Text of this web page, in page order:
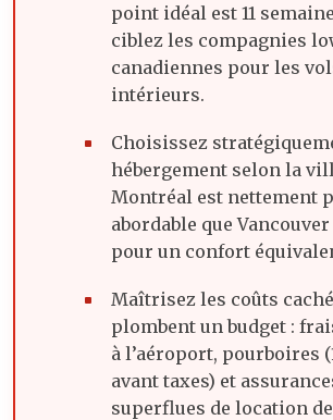
point idéal est 11
ciblez les compagnies
canadiennes pour les
intérieurs.
Choisissez
hébergement selon la
Montréal est nettement
abordable que
pour un confort
Maîtrisez les coûts
plombent un budget :
à l’aéroport, pourboires
avant taxes) et
superflues de location